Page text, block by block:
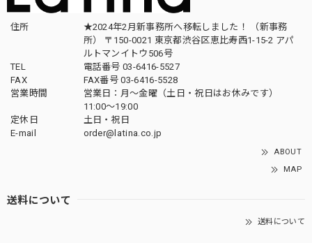
住所
★2024年2月新事務所へ移転しました！ （新事務
所） 〒150-0021 東京都渋谷区恵比寿西1-15-2 アパ
ルトマンイトウ506号
TEL
電話番号 03-6416-5527
FAX
FAX番号 03-6416-5528
営業時間
営業日：月〜金曜（土日・祝日はお休みです）
11:00〜19:00
定休日
土日・祝日
E-mail
order@latina.co.jp
ABOUT
MAP
送料について
送料について